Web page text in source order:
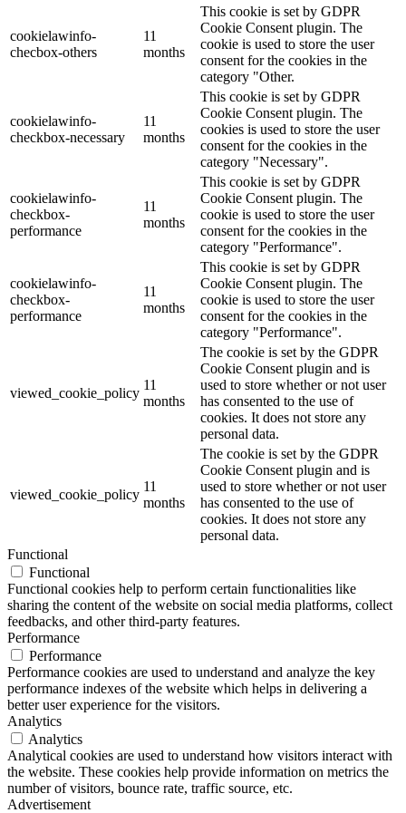
cookielawinfo-
checbox-others
11
months
This cookie is set by GDPR
Cookie Consent plugin. The
cookie is used to store the user
consent for the cookies in the
category "Other.
cookielawinfo-
checkbox-necessary
11
months
This cookie is set by GDPR
Cookie Consent plugin. The
cookies is used to store the user
consent for the cookies in the
category "Necessary".
cookielawinfo-
checkbox-
performance
11
months
This cookie is set by GDPR
Cookie Consent plugin. The
cookie is used to store the user
consent for the cookies in the
category "Performance".
cookielawinfo-
checkbox-
performance
11
months
This cookie is set by GDPR
Cookie Consent plugin. The
cookie is used to store the user
consent for the cookies in the
category "Performance".
viewed_cookie_policy
11
months
The cookie is set by the GDPR
Cookie Consent plugin and is
used to store whether or not user
has consented to the use of
cookies. It does not store any
personal data.
viewed_cookie_policy
11
months
The cookie is set by the GDPR
Cookie Consent plugin and is
used to store whether or not user
has consented to the use of
cookies. It does not store any
personal data.
Functional
Functional
Functional cookies help to perform certain functionalities like
sharing the content of the website on social media platforms, collect
feedbacks, and other third-party features.
Performance
Performance
Performance cookies are used to understand and analyze the key
performance indexes of the website which helps in delivering a
better user experience for the visitors.
Analytics
Analytics
Analytical cookies are used to understand how visitors interact with
the website. These cookies help provide information on metrics the
number of visitors, bounce rate, traffic source, etc.
Advertisement